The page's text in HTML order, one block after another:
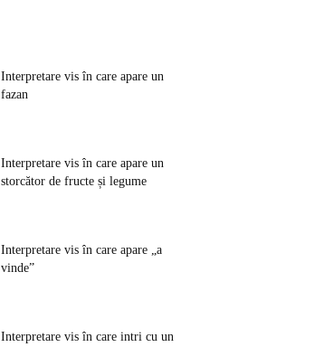
Interpretare vis în care apare un
fazan
Interpretare vis în care apare un
storcător de fructe și legume
Interpretare vis în care apare „a
vinde”
Interpretare vis în care intri cu un